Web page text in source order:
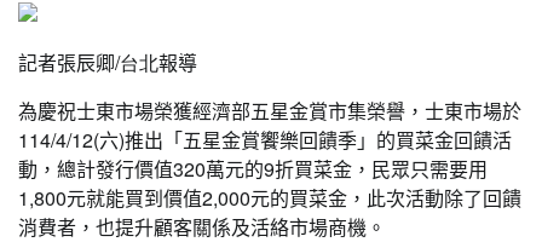
記者張辰卿/台北報導
為慶祝士東市場榮獲經濟部五星金賞市集榮譽，士東市場於
114/4/12(六)推出「五星金賞饗樂回饋季」的買菜金回饋活
動，總計發行價值320萬元的9折買菜金，民眾只需要用
1,800元就能買到價值2,000元的買菜金，此次活動除了回饋
消費者，也提升顧客關係及活絡市場商機。